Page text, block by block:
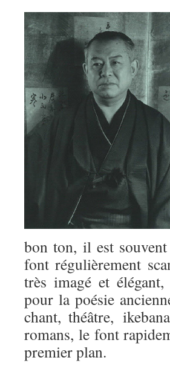
bon ton, il est
font régulièrement
très imagé et
pour la poésie
chant, théâtre,
romans, le font
premier plan.